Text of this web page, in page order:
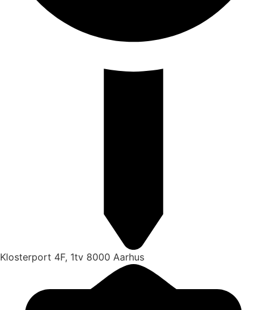
Klosterport 4F, 1tv 8000 Aarhus